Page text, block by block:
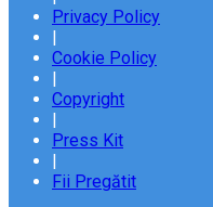
Privacy Policy
|
Cookie Policy
|
Copyright
|
Press Kit
|
Fii Pregătit